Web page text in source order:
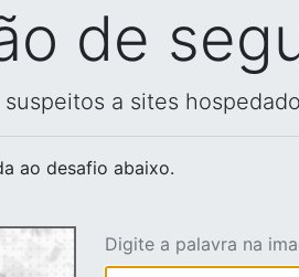
de
a sites
ao desafio abaixo.
Digite a palavra na